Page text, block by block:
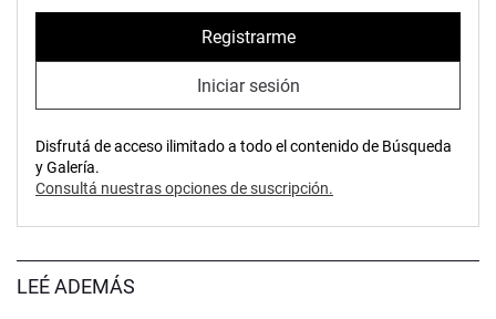
Registrarme
Iniciar sesión
Disfrutá de acceso ilimitado a todo el contenido de Búsqueda
y Galería.
Consultá nuestras opciones de suscripción.
LEÉ ADEMÁS